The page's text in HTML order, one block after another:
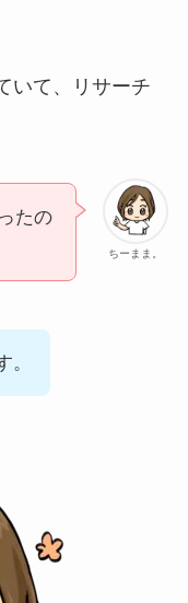
いて、リサーチ
ちーまま。
たの
。